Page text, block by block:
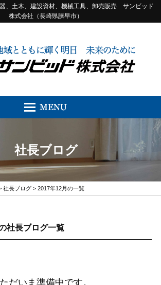
、土木、建設資材、機械工具、卸売販売 サンビッド
株式会社（長崎県諫早市）
社長ブログ
社長ブログ> 2017年12月の一覧
社長ブログ一覧
ただいま準備中です。